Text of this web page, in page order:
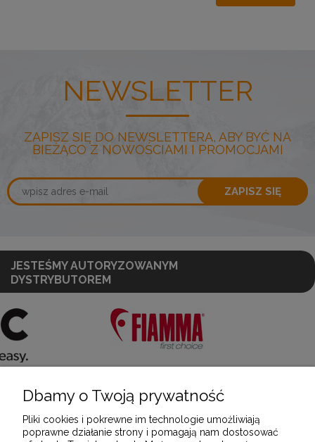
NEWSLETTER
ZAPISZ SIĘ DO NEWSLETTERA, ABY BYĆ NA
BIEŻĄCO Z NOWOŚCIAMI I PROMOCJAMI
ZAPISZ SIĘ
JESTEŚMY AUTORYZOWANYM
DYSTRYBUTOREM
POMOC
Dbamy o Twoją prywatność
Pliki cookies i pokrewne im technologie umożliwiają
poprawne działanie strony i pomagają nam dostosować